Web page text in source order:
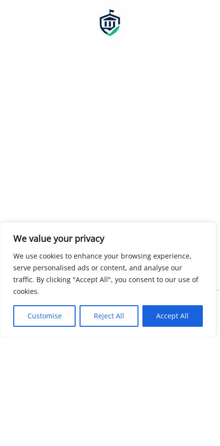
We value your privacy
We use cookies to enhance your browsing experience,
serve personalised ads or content, and analyse our
traffic. By clicking "Accept All", you consent to our use of
cookies.
Customise Reject All Accept All
Copyright © 2026 KnowMyGovt. All rights reserved.